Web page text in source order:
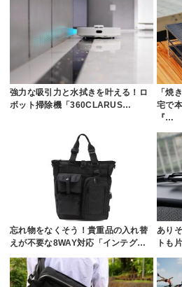
強力な吸引力と水拭きを叶える！ロ
ボット掃除機「360CLARUS…
「焼
宅で
『…
忘れ物をなくそう！貴重品の入れ替
えが不要な8WAY対応「インテグ…
あり
トも